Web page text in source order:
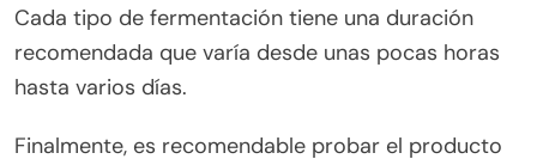
Cada tipo de fermentación tiene una duración
recomendada que varía desde unas pocas horas
hasta varios días.
Finalmente, es recomendable probar el producto